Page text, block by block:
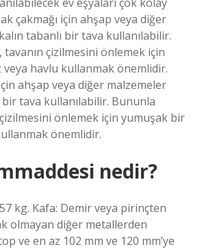
çakmağı için ahşap veya diğer
tabanlı bir tava kullanılabilir.
çizilmesini önlemek için
havlu kullanmak önemlidir.
ahşap veya diğer malzemeler
bir tava kullanılabilir. Bununla
önlemek için yumuşak bir
önemlidir.
nedir?
kg. Kafa: Demir veya pirinçten
olmayan diğer metallerden
ve en az 102 mm ve 120 mm’ye